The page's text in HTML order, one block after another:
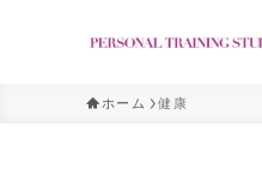
ホーム 健康